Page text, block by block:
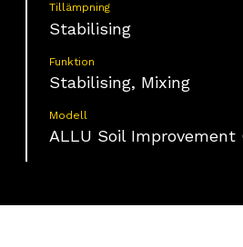
Tillämpning
Stabilising
Funktion
Stabilising, Mixing
Modell
ALLU Soil